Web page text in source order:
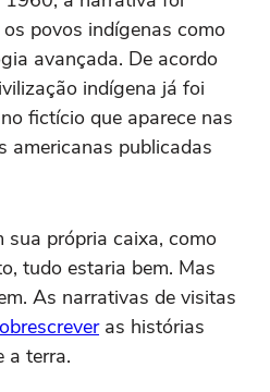
povos indígenas como
avançada. De acordo
indígena já foi
fictício que aparece nas
americanas publicadas
sua própria caixa, como
tudo estaria bem. Mas
As narrativas de visitas
as histórias
a terra.